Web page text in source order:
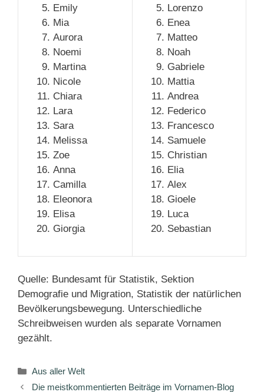
Emily
Mia
Aurora
Noemi
Martina
Nicole
Chiara
Lara
Sara
Melissa
Zoe
Anna
Camilla
Eleonora
Elisa
Giorgia
Lorenzo
Enea
Matteo
Noah
Gabriele
Mattia
Andrea
Federico
Francesco
Samuele
Christian
Elia
Alex
Gioele
Luca
Sebastian
Quelle: Bundesamt für Statistik, Sektion
Demografie und Migration, Statistik der natürlichen
Bevölkerungsbewegung. Unterschiedliche
Schreibweisen wurden als separate Vornamen
gezählt.
Kategorien
Aus aller Welt
Die meistkommentierten Beiträge im Vornamen-Blog